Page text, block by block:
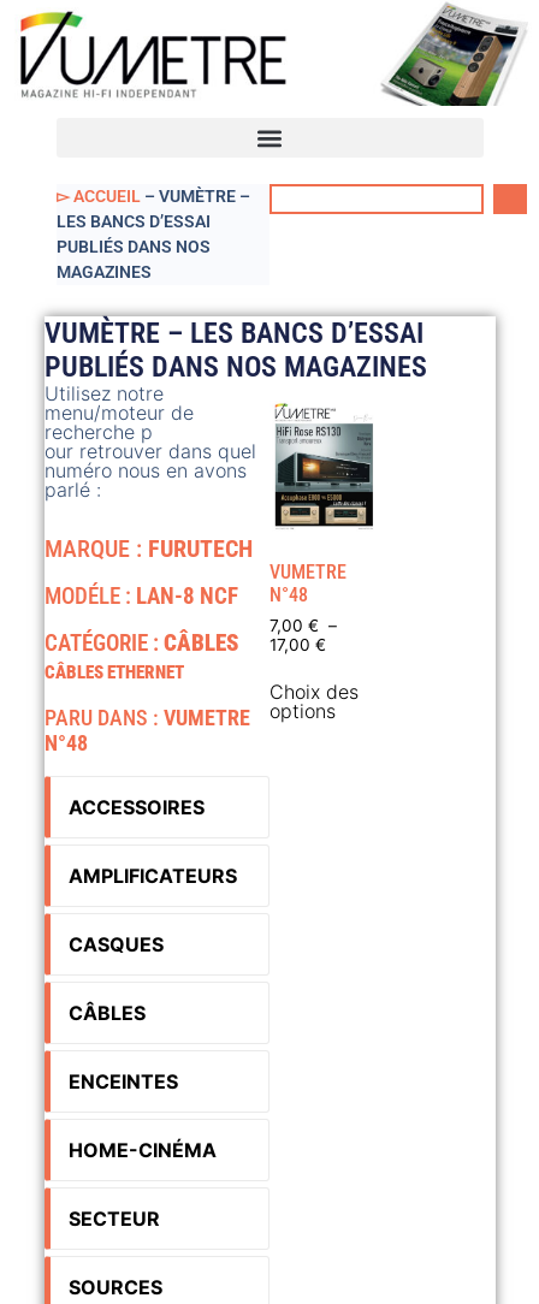
▻ ACCUEIL – VUMÈTRE –
LES BANCS D’ESSAI
PUBLIÉS DANS NOS
MAGAZINES
VUMÈTRE – LES BANCS D’ESSAI
PUBLIÉS DANS NOS MAGAZINES
Utilisez notre
menu/moteur de
recherche p
our retrouver dans quel
numéro nous en avons
parlé :
MARQUE : FURUTECH
MODÉLE : LAN-8 NCF
CATÉGORIE : CÂBLES
CÂBLES ETHERNET
PARU DANS : VUMETRE
N°48
ACCESSOIRES
AMPLIFICATEURS
CASQUES
CÂBLES
ENCEINTES
HOME-CINÉMA
SECTEUR
SOURCES
VUMETRE
N°48
7,00 € –
17,00 €
Choix des
options